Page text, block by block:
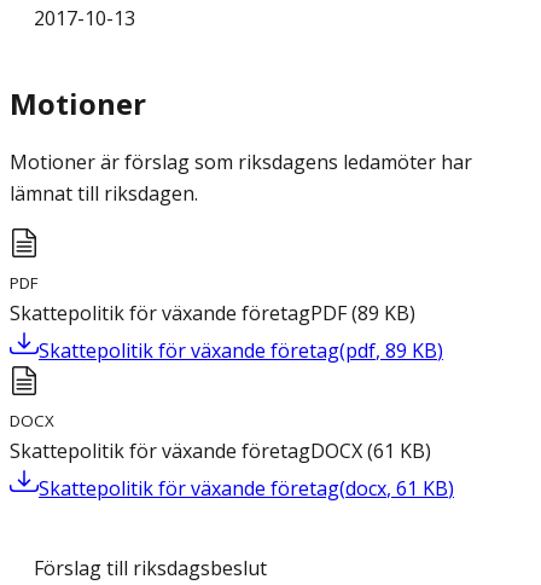
2017-10-13
Motioner
Motioner är förslag som riksdagens ledamöter har
lämnat till riksdagen.
PDF
Skattepolitik för växande företagPDF(89 KB)
Skattepolitik för växande företag(pdf, 89 KB)
DOCX
Skattepolitik för växande företagDOCX(61 KB)
Skattepolitik för växande företag(docx, 61 KB)
Förslag till riksdagsbeslut